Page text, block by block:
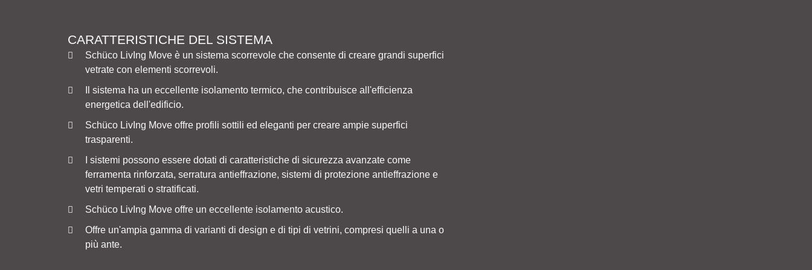
CARATTERISTICHE DEL SISTEMA
Schüco LivIng Move è un sistema scorrevole che consente di creare grandi superfici
vetrate con elementi scorrevoli.
Il sistema ha un eccellente isolamento termico, che contribuisce all'efficienza
energetica dell'edificio.
Schüco LivIng Move offre profili sottili ed eleganti per creare ampie superfici
trasparenti.
I sistemi possono essere dotati di caratteristiche di sicurezza avanzate come
ferramenta rinforzata, serratura antieffrazione, sistemi di protezione antieffrazione e
vetri temperati o stratificati.
Schüco LivIng Move offre un eccellente isolamento acustico.
Offre un'ampia gamma di varianti di design e di tipi di vetrini, compresi quelli a una o
più ante.